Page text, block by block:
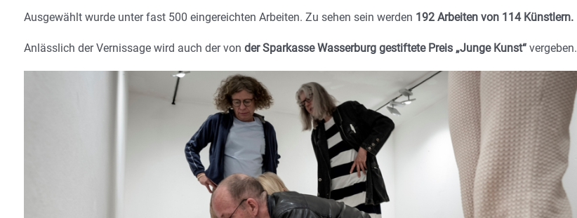
Ausgewählt wurde unter fast 500 eingereichten Arbeiten. Zu sehen sein werden 192 Arbeiten von 114 Künstlern.
Anlässlich der Vernissage wird auch der von der Sparkasse Wasserburg gestiftete Preis „Junge Kunst“ vergeben.